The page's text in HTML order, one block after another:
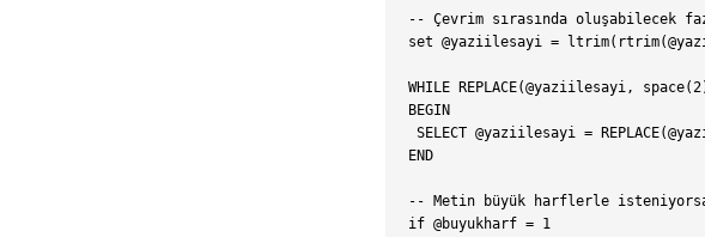
-- Çevrim sırasında oluşabilecek
set @yaziilesayi =
WHILE REPLACE(@yaziilesayi,
BEGIN
SELECT @yaziilesayi =
END
-- Metin büyük harflerle isteniyorsa
if @buyukharf = 1